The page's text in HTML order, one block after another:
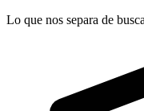
Lo que nos separa de